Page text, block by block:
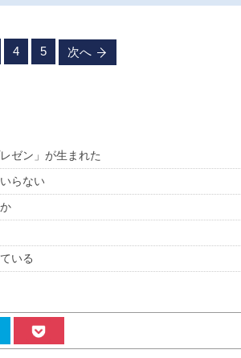
4 5 次へ
ゼン」が生まれた
らない
いる